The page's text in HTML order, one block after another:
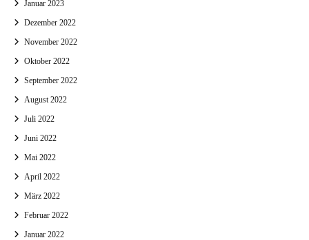
Januar 2023
Dezember 2022
November 2022
Oktober 2022
September 2022
August 2022
Juli 2022
Juni 2022
Mai 2022
April 2022
März 2022
Februar 2022
Januar 2022